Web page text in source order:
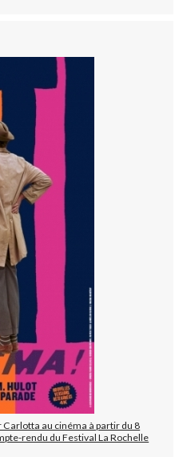
au cinéma à partir du 8
rendu du Festival La Rochelle